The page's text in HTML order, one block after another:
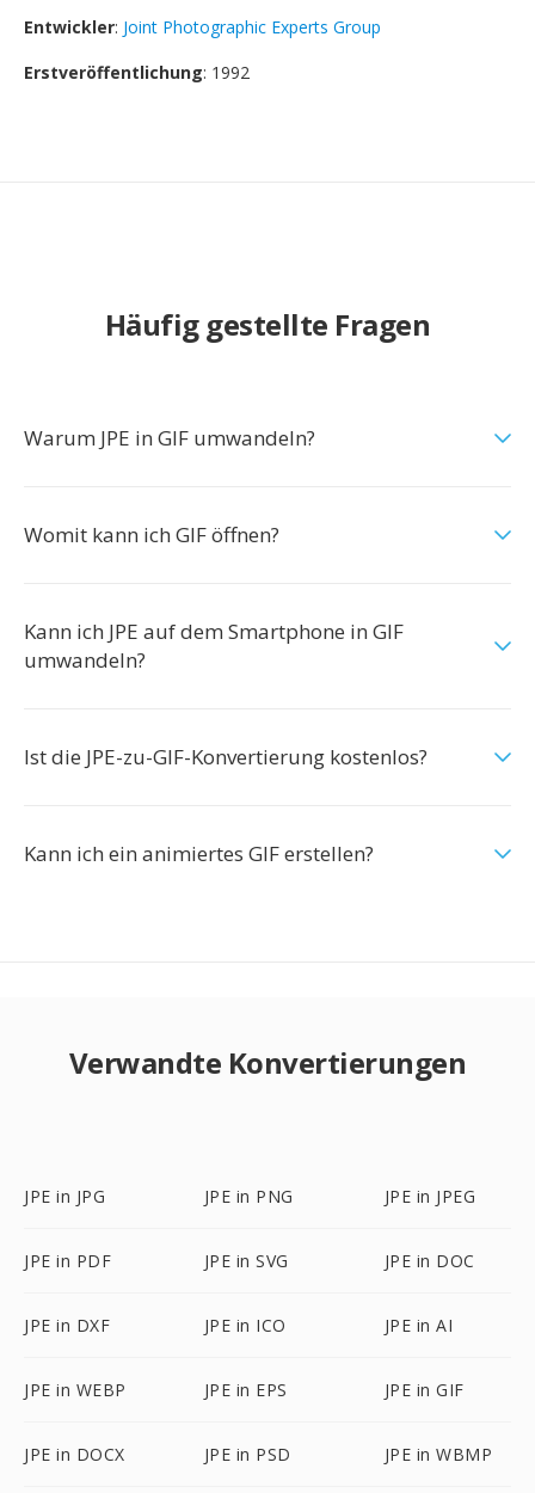
Entwickler: Joint Photographic Experts Group
Erstveröffentlichung: 1992
Häufig gestellte Fragen
Warum JPE in GIF umwandeln?
Womit kann ich GIF öffnen?
Kann ich JPE auf dem Smartphone in GIF
umwandeln?
Ist die JPE-zu-GIF-Konvertierung kostenlos?
Kann ich ein animiertes GIF erstellen?
Verwandte Konvertierungen
JPE in JPG JPE in PNG JPE in JPEG
JPE in PDF JPE in SVG JPE in DOC
JPE in DXF JPE in ICO JPE in AI
JPE in WEBP JPE in EPS JPE in GIF
JPE in DOCX JPE in PSD JPE in WBMP